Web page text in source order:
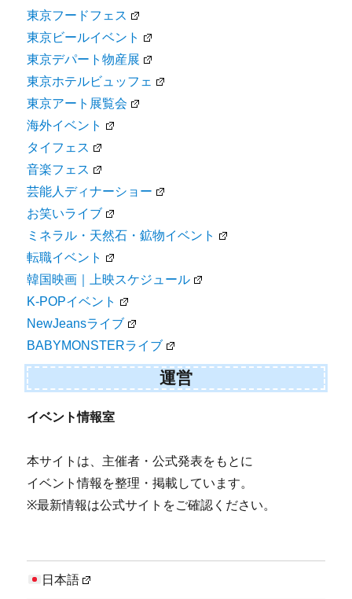
東京フードフェス
東京ビールイベント
東京デパート物産展
東京ホテルビュッフェ
東京アート展覧会
海外イベント
タイフェス
音楽フェス
芸能人ディナーショー
お笑いライブ
ミネラル・天然石・鉱物イベント
転職イベント
韓国映画｜上映スケジュール
K-POPイベント
NewJeansライブ
BABYMONSTERライブ
運営
イベント情報室
本サイトは、主催者・公式発表をもとに
イベント情報を整理・掲載しています。
※最新情報は公式サイトをご確認ください。
日本語